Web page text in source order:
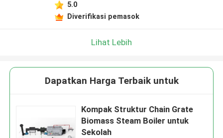
5.0
Diverifikasi pemasok
Lihat Lebih
Dapatkan Harga Terbaik untuk
Kompak Struktur Chain Grate
Biomass Steam Boiler untuk
Sekolah